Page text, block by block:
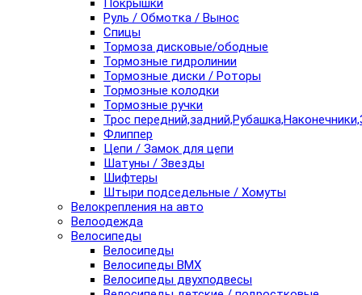
Покрышки
Руль / Обмотка / Вынос
Спицы
Тормоза дисковые/ободные
Тормозные гидролинии
Тормозные диски / Роторы
Тормозные колодки
Тормозные ручки
Трос
Флиппер
Цепи / Замок для цепи
Шатуны / Звезды
Шифтеры
Штыри подседельные / Хомуты
Велокрепления на авто
Велоодежда
Велосипеды
Велосипеды
Велосипеды BMX
Велосипеды двухподвесы